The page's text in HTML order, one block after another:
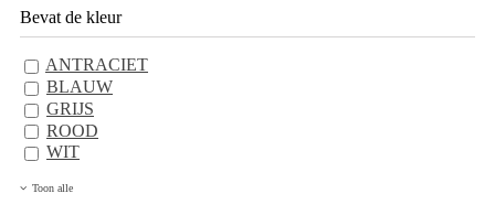
Bevat de kleur
ANTRACIET
BLAUW
GRIJS
ROOD
WIT
Toon alle